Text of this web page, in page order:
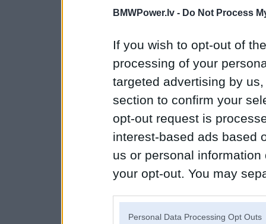
BMWPower.lv - Do Not Process
If you wish to opt-out of
processing of your
targeted advertising by
section to confirm your
opt-out request is
interest-based ads based
us or personal
your opt-out. You may
Personal Data Processing Opt Outs